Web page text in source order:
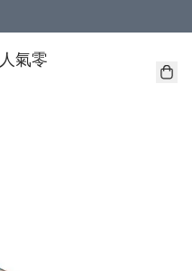
於 本地送貨、本地取貨 )
氣零